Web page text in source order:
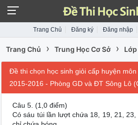
Trang Chủ Đăng ký Đăng nhập
Trang Chủ › Trung Học Cơ Sở › Lớp
Đề thi chọn học sinh giỏi cấp huyện
2015-2016 - Phòng GD và ĐT Sông Lô
Câu 5. (1,0 điểm)
Có sáu túi lần lượt chứa 18, 19, 21,